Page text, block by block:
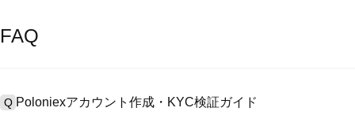
FAQ
Q Poloniexアカウント作成・KYC検証ガイド